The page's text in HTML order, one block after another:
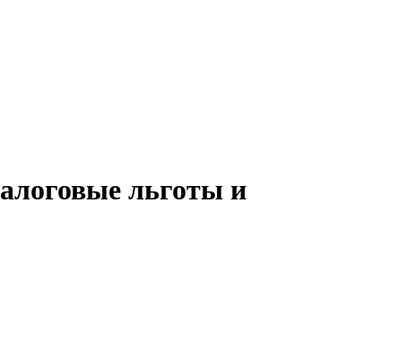
льготы и